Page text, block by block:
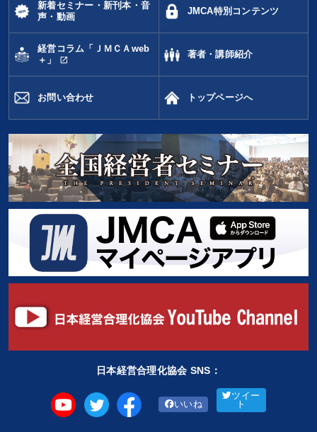
新着セミナー・新刊本・音
声・動画
JMCA特別コンテンツ
経営コラム「ＪＭＣＡweb
＋」
open_in_new
著者・講師紹介
お問い合わせ トップページへ
日本経営合理化協会 SNS：
いいね
ツイー
ト